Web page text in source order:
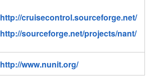
http://cruisecontrol.sourceforge.net/
http://sourceforge.net/projects/nant/
http://www.nunit.org/